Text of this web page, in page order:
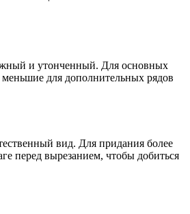
и утонченный. Для основных
меньшие для дополнительных рядов
вид. Для придания более
перед вырезанием, чтобы добиться